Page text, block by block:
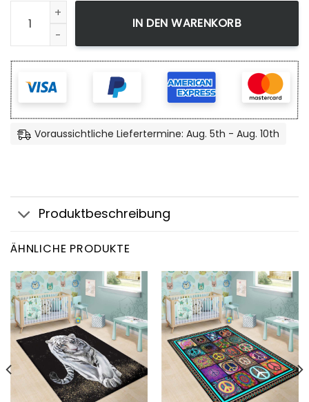
Jedi Sci Fi Star Wars Teppich für Wohnzimmer,
IN DEN WARENKORB
Voraussichtliche Liefertermine: Aug. 5th - Aug. 10th
Produktbeschreibung
ÄHNLICHE PRODUKTE